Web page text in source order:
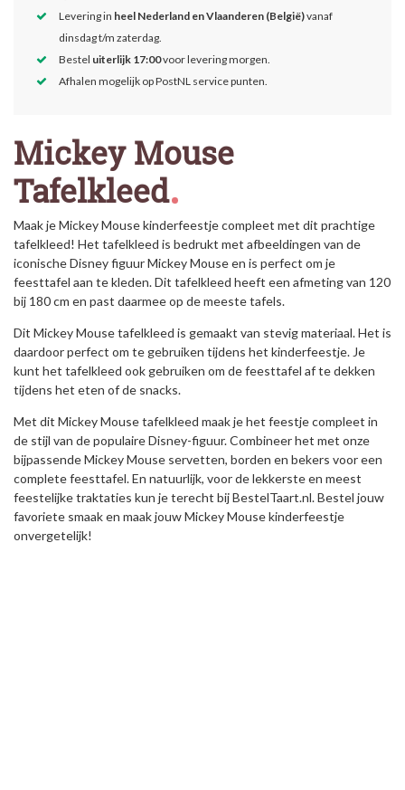
Levering in heel Nederland en Vlaanderen (België)vanaf
dinsdag t/m zaterdag.
Bestel uiterlijk 17:00voor levering morgen.
Afhalen mogelijk op PostNL service punten.
Mickey Mouse
Tafelkleed
Maak je Mickey Mouse kinderfeestje compleet met dit prachtige
tafelkleed! Het tafelkleed is bedrukt met afbeeldingen van de
iconische Disney figuur Mickey Mouse en is perfect om je
feesttafel aan te kleden. Dit tafelkleed heeft een afmeting van 120
bij 180 cm en past daarmee op de meeste tafels.
Dit Mickey Mouse tafelkleed is gemaakt van stevig materiaal. Het is
daardoor perfect om te gebruiken tijdens het kinderfeestje. Je
kunt het tafelkleed ook gebruiken om de feesttafel af te dekken
tijdens het eten of de snacks.
Met dit Mickey Mouse tafelkleed maak je het feestje compleet in
de stijl van de populaire Disney-figuur. Combineer het met onze
bijpassende Mickey Mouse servetten, borden en bekers voor een
complete feesttafel. En natuurlijk, voor de lekkerste en meest
feestelijke traktaties kun je terecht bij BestelTaart.nl. Bestel jouw
favoriete smaak en maak jouw Mickey Mouse kinderfeestje
onvergetelijk!